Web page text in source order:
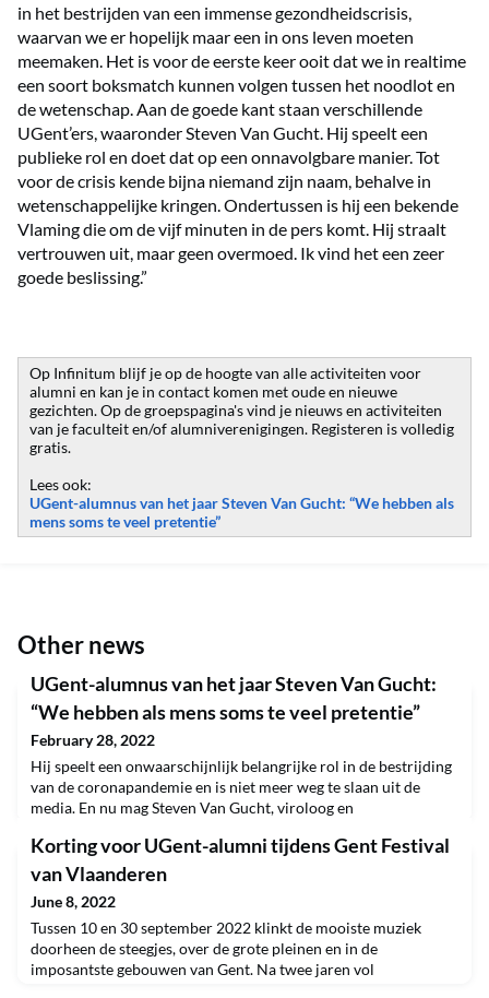
in het bestrijden van een immense gezondheidscrisis,
waarvan we er hopelijk maar een in ons leven moeten
meemaken. Het is voor de eerste keer ooit dat we in realtime
een soort boksmatch kunnen volgen tussen het noodlot en
de wetenschap. Aan de goede kant staan verschillende
UGent’ers, waaronder Steven Van Gucht. Hij speelt een
publieke rol en doet dat op een onnavolgbare manier. Tot
voor de crisis kende bijna niemand zijn naam, behalve in
wetenschappelijke kringen. Ondertussen is hij een bekende
Vlaming die om de vijf minuten in de pers komt. Hij straalt
vertrouwen uit, maar geen overmoed. Ik vind het een zeer
goede beslissing.”
Op Infinitum blijf je op de hoogte van alle activiteiten voor
alumni en kan je in contact komen met oude en nieuwe
gezichten. Op de groepspagina's vind je nieuws en activiteiten
van je faculteit en/of alumniverenigingen. Registeren is volledig
gratis.
Lees ook:
UGent-alumnus van het jaar Steven Van Gucht: “We hebben als
mens soms te veel pretentie”
Other news
UGent-alumnus van het jaar Steven Van Gucht:
“We hebben als mens soms te veel pretentie”
February 28, 2022
Hij speelt een onwaarschijnlijk belangrijke rol in de bestrijding
van de coronapandemie en is niet meer weg te slaan uit de
media. En nu mag Steven Van Gucht, viroloog en
alumnus van het jaar noemen. Een gesprek tussen de skeletten
van het Morfologiemuseum in zijn oude faculteit.“Ik voel me
Korting voor UGent-alumni tijdens Gent Festival
van Vlaanderen
June 8, 2022
Tussen 10 en 30 september 2022 klinkt de mooiste muziek
doorheen de steegjes, over de grote pleinen en in de
imposantste gebouwen van Gent. Na twee jaren vol